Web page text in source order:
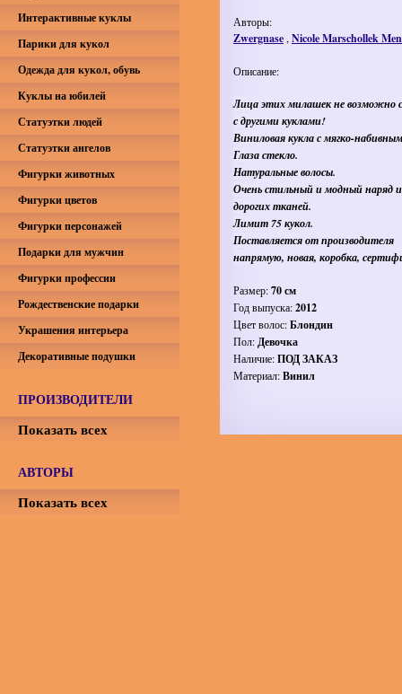
Авторы:
Zwergnase , Nicole Marschollek
Описание:
Лица этих милашек не возможно
с другими куклами!
Виниловая кукла с мягко-
Глаза стекло.
Натуральные волосы.
Очень стильный и модный наряд
дорогих тканей.
Лимит 75 кукол.
Поставляется от производителя
напрямую, новая, коробка,
Размер:70 см
Год выпуска:2012
Цвет волос:Блондин
Пол:Девочка
Наличие:ПОД ЗАКАЗ
Материал:Винил
Интерактивные куклы
Парики для кукол
Одежда для кукол, обувь
Куклы на юбилей
Статуэтки людей
Статуэтки ангелов
Фигурки животных
Фигурки цветов
Фигурки персонажей
Подарки для мужчин
Фигурки профессии
Рождественские подарки
Украшения интерьера
Декоративные подушки
ПРОИЗВОДИТЕЛИ
Показать всех
АВТОРЫ
Показать всех